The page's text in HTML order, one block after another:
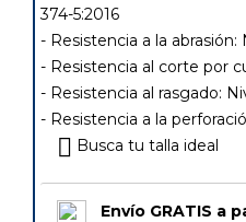
374-5:2016
- Resistencia a la abrasión:
- Resistencia al corte por
- Resistencia al rasgado:
- Resistencia a la
Busca tu talla ideal
Envío GRATIS a